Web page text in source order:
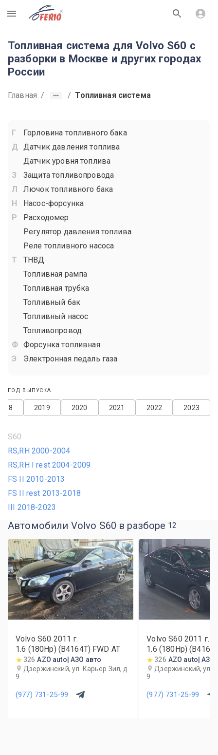
R
Топливная система для Volvo S60 с
разборки в Москве и других городах
России
Главная / / Топливная система
Горловина топливного бака
Датчик давления топлива
Датчик уровня топлива
Защита топливопровода
Лючок топливного бака
Насос-форсунка
Расходомер
Регулятор давления топлива
Реле топливного насоса
ТНВД
Топливная рампа
Топливная трубка
Топливный бак
Топливный насос
Топливопровод
Форсунка топливная
Электронная педаль газа
ГОД ВЫПУСКА
2023
2022
2021
2020
2019
S60
RS,RH 2000-2004
RS,RH I rest 2004-2009
FS II 2010-2013
FS II rest 2013-2018
III 2018-2023
Автомобили Volvo S60 в разборе 12
Volvo S60 2011 г.
1.6 (180Hp) (B4164T) FWD AT
326 AZO auto| АЗО авто
Дзержинский, ул. Карьер Зил, д.
9
(977) 731-25-99
Volvo S60 2011 г.
1.6 (180Hp)
326 AZO auto| АЗО
Дзержинский, ул.
9
(977) 731-25-99